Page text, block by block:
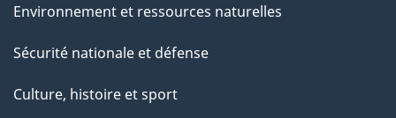
Environnement et ressources naturelles
Sécurité nationale et défense
Culture, histoire et sport